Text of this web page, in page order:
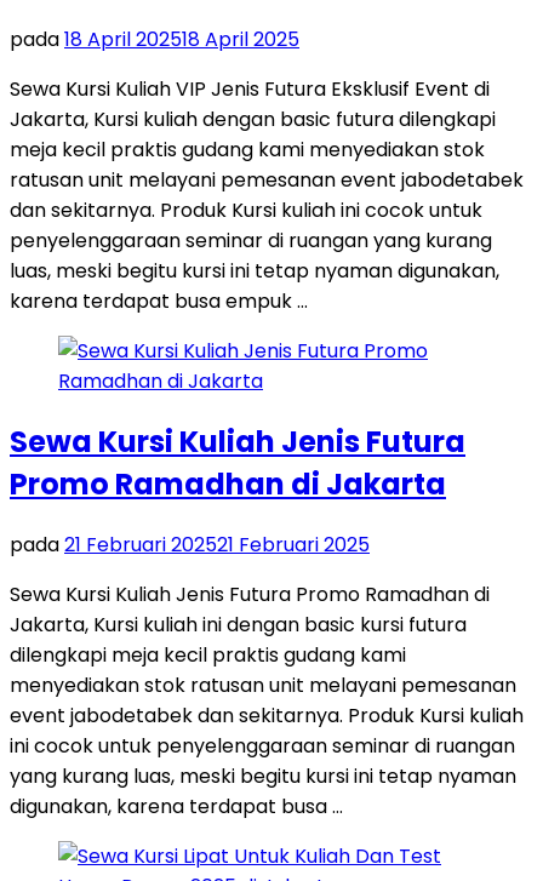
pada18 April 202518 April 2025
Sewa Kursi Kuliah VIP Jenis Futura Eksklusif Event di
Jakarta, Kursi kuliah dengan basic futura dilengkapi
meja kecil praktis gudang kami menyediakan stok
ratusan unit melayani pemesanan event jabodetabek
dan sekitarnya. Produk Kursi kuliah ini cocok untuk
penyelenggaraan seminar di ruangan yang kurang
luas, meski begitu kursi ini tetap nyaman digunakan,
karena terdapat busa empuk …
Sewa Kursi Kuliah Jenis Futura
Promo Ramadhan di Jakarta
pada21 Februari 202521 Februari 2025
Sewa Kursi Kuliah Jenis Futura Promo Ramadhan di
Jakarta, Kursi kuliah ini dengan basic kursi futura
dilengkapi meja kecil praktis gudang kami
menyediakan stok ratusan unit melayani pemesanan
event jabodetabek dan sekitarnya. Produk Kursi kuliah
ini cocok untuk penyelenggaraan seminar di ruangan
yang kurang luas, meski begitu kursi ini tetap nyaman
digunakan, karena terdapat busa …